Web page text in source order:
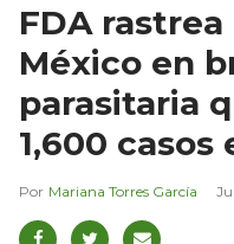
FDA
México en
parasitaria
1,600 casos
Mariana Torres García